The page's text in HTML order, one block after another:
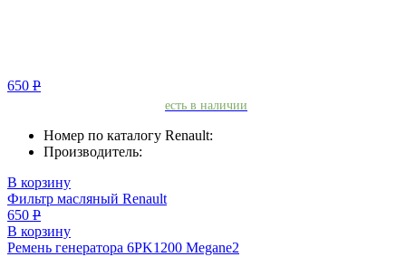
650 Р
есть в наличии
Номер по каталогу Renault:
Производитель:
В корзину
Фильтр масляный Renault
650 Р
В корзину
Ремень генератора 6PK1200 Megane2